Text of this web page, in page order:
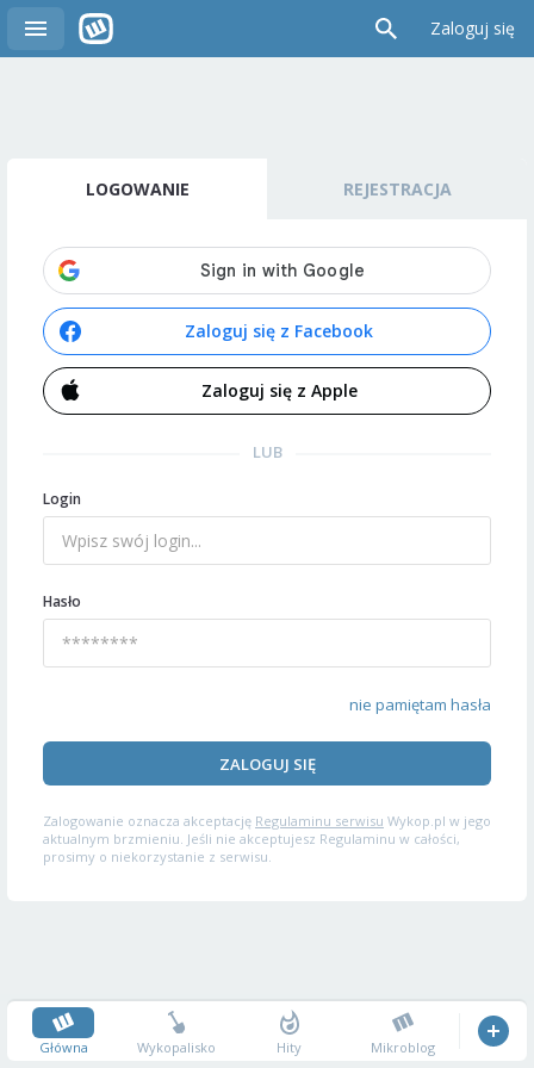
Zaloguj się
LOGOWANIE REJESTRACJA
Zaloguj się z Facebook
Zaloguj się z Apple
LUB
Login
Hasło
nie pamiętam hasła
ZALOGUJ SIĘ
Zalogowanie oznacza akceptację Regulaminu serwisu Wykop.pl w jego
aktualnym brzmieniu. Jeśli nie akceptujesz Regulaminu w całości,
prosimy o niekorzystanie z serwisu.
Główna Wykopalisko Hity Mikroblog